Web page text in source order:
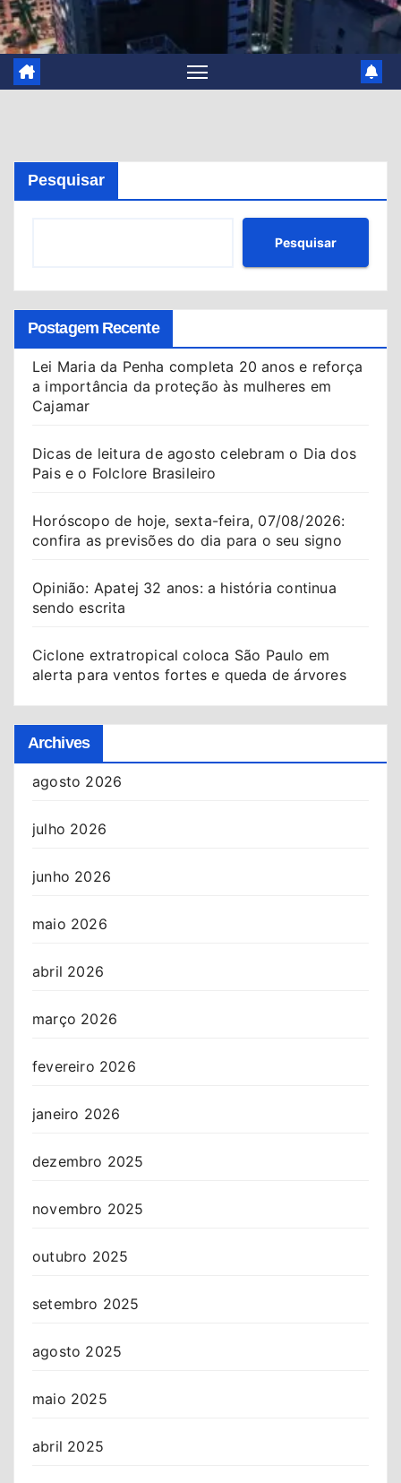
Pesquisar
Pesquisar
Postagem Recente
Lei Maria da Penha completa 20 anos e reforça
a importância da proteção às mulheres em
Cajamar
Dicas de leitura de agosto celebram o Dia dos
Pais e o Folclore Brasileiro
Horóscopo de hoje, sexta-feira, 07/08/2026:
confira as previsões do dia para o seu signo
Opinião: Apatej 32 anos: a história continua
sendo escrita
Ciclone extratropical coloca São Paulo em
alerta para ventos fortes e queda de árvores
Archives
agosto 2026
julho 2026
junho 2026
maio 2026
abril 2026
março 2026
fevereiro 2026
janeiro 2026
dezembro 2025
novembro 2025
outubro 2025
setembro 2025
agosto 2025
maio 2025
abril 2025